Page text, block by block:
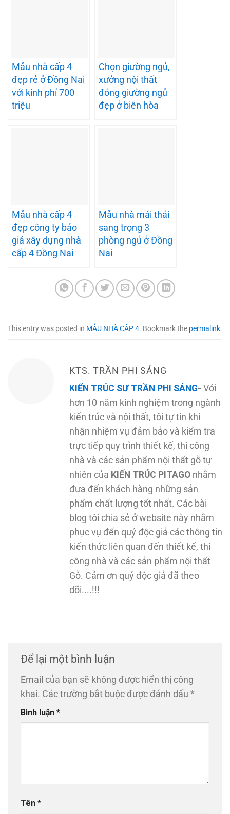
Mẫu nhà cấp 4
đẹp rẻ ở Đồng Nai
với kinh phí 700
triệu
Chọn giường ngủ,
xưởng nội thất
đóng giường ngủ
đẹp ở biên hòa
Mẫu nhà cấp 4
đẹp công ty báo
giá xây dựng nhà
cấp 4 Đồng Nai
Mẫu nhà mái thái
sang trọng 3
phòng ngủ ở Đồng
Nai
This entry was posted in MẪU NHÀ CẤP 4. Bookmark the permalink.
KTS. TRẦN PHI SÁNG
KIẾN TRÚC SƯ TRẦN PHI SÁNG- Với
hơn 10 năm kinh nghiệm trong ngành
kiến trúc và nội thất, tôi tự tin khi
nhận nhiệm vụ đảm bảo và kiểm tra
trực tiếp quy trình thiết kế, thi công
nhà và các sản phẩm nội thất gỗ tự
nhiên của KIẾN TRÚC PITAGO nhằm
đưa đến khách hàng những sản
phẩm chất lượng tốt nhất. Các bài
blog tôi chia sẻ ở website này nhằm
phục vụ đến quý độc giả các thông tin
kiến thức liên quan đến thiết kế, thi
công nhà và các sản phẩm nội thất
Gỗ. Cảm ơn quý độc giả đã theo
dõi....!!!
Để lại một bình luận
Email của bạn sẽ không được hiển thị công
khai. Các trường bắt buộc được đánh dấu *
Bình luận *
Tên *